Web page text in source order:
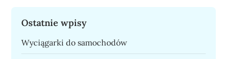
Ostatnie wpisy
Wyciągarki do samochodów